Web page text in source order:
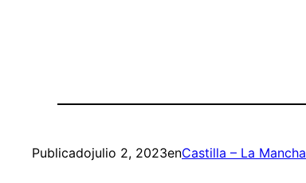
Publicadojulio 2, 2023enCastilla – La Mancha